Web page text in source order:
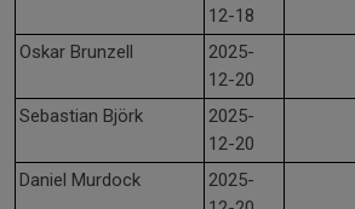
12-18
Oskar Brunzell
2025-
12-20
Sebastian Björk
2025-
12-20
Daniel Murdock
2025-